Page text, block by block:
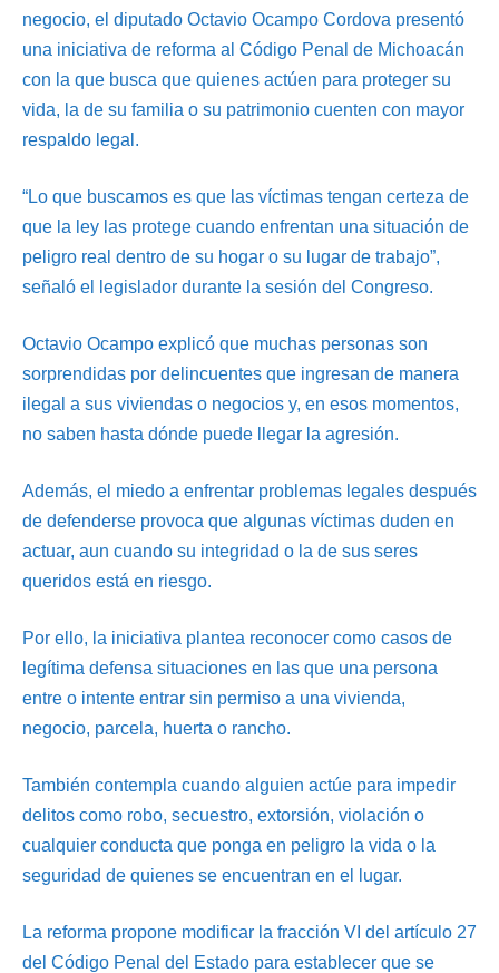
negocio, el diputado Octavio Ocampo Cordova presentó
una iniciativa de reforma al Código Penal de Michoacán
con la que busca que quienes actúen para proteger su
vida, la de su familia o su patrimonio cuenten con mayor
respaldo legal.
“Lo que buscamos es que las víctimas tengan certeza de
que la ley las protege cuando enfrentan una situación de
peligro real dentro de su hogar o su lugar de trabajo”,
señaló el legislador durante la sesión del Congreso.
Octavio Ocampo explicó que muchas personas son
sorprendidas por delincuentes que ingresan de manera
ilegal a sus viviendas o negocios y, en esos momentos,
no saben hasta dónde puede llegar la agresión.
Además, el miedo a enfrentar problemas legales después
de defenderse provoca que algunas víctimas duden en
actuar, aun cuando su integridad o la de sus seres
queridos está en riesgo.
Por ello, la iniciativa plantea reconocer como casos de
legítima defensa situaciones en las que una persona
entre o intente entrar sin permiso a una vivienda,
negocio, parcela, huerta o rancho.
También contempla cuando alguien actúe para impedir
delitos como robo, secuestro, extorsión, violación o
cualquier conducta que ponga en peligro la vida o la
seguridad de quienes se encuentran en el lugar.
La reforma propone modificar la fracción VI del artículo 27
del Código Penal del Estado para establecer que se